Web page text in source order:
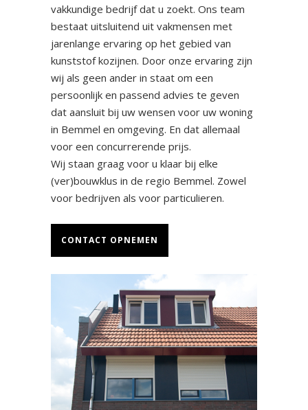
vakkundige bedrijf dat u zoekt. Ons team
bestaat uitsluitend uit vakmensen met
jarenlange ervaring op het gebied van
kunststof kozijnen. Door onze ervaring zijn
wij als geen ander in staat om een
persoonlijk en passend advies te geven
dat aansluit bij uw wensen voor uw woning
in Bemmel en omgeving. En dat allemaal
voor een concurrerende prijs.
Wij staan graag voor u klaar bij elke
(ver)bouwklus in de regio Bemmel. Zowel
voor bedrijven als voor particulieren.
CONTACT OPNEMEN